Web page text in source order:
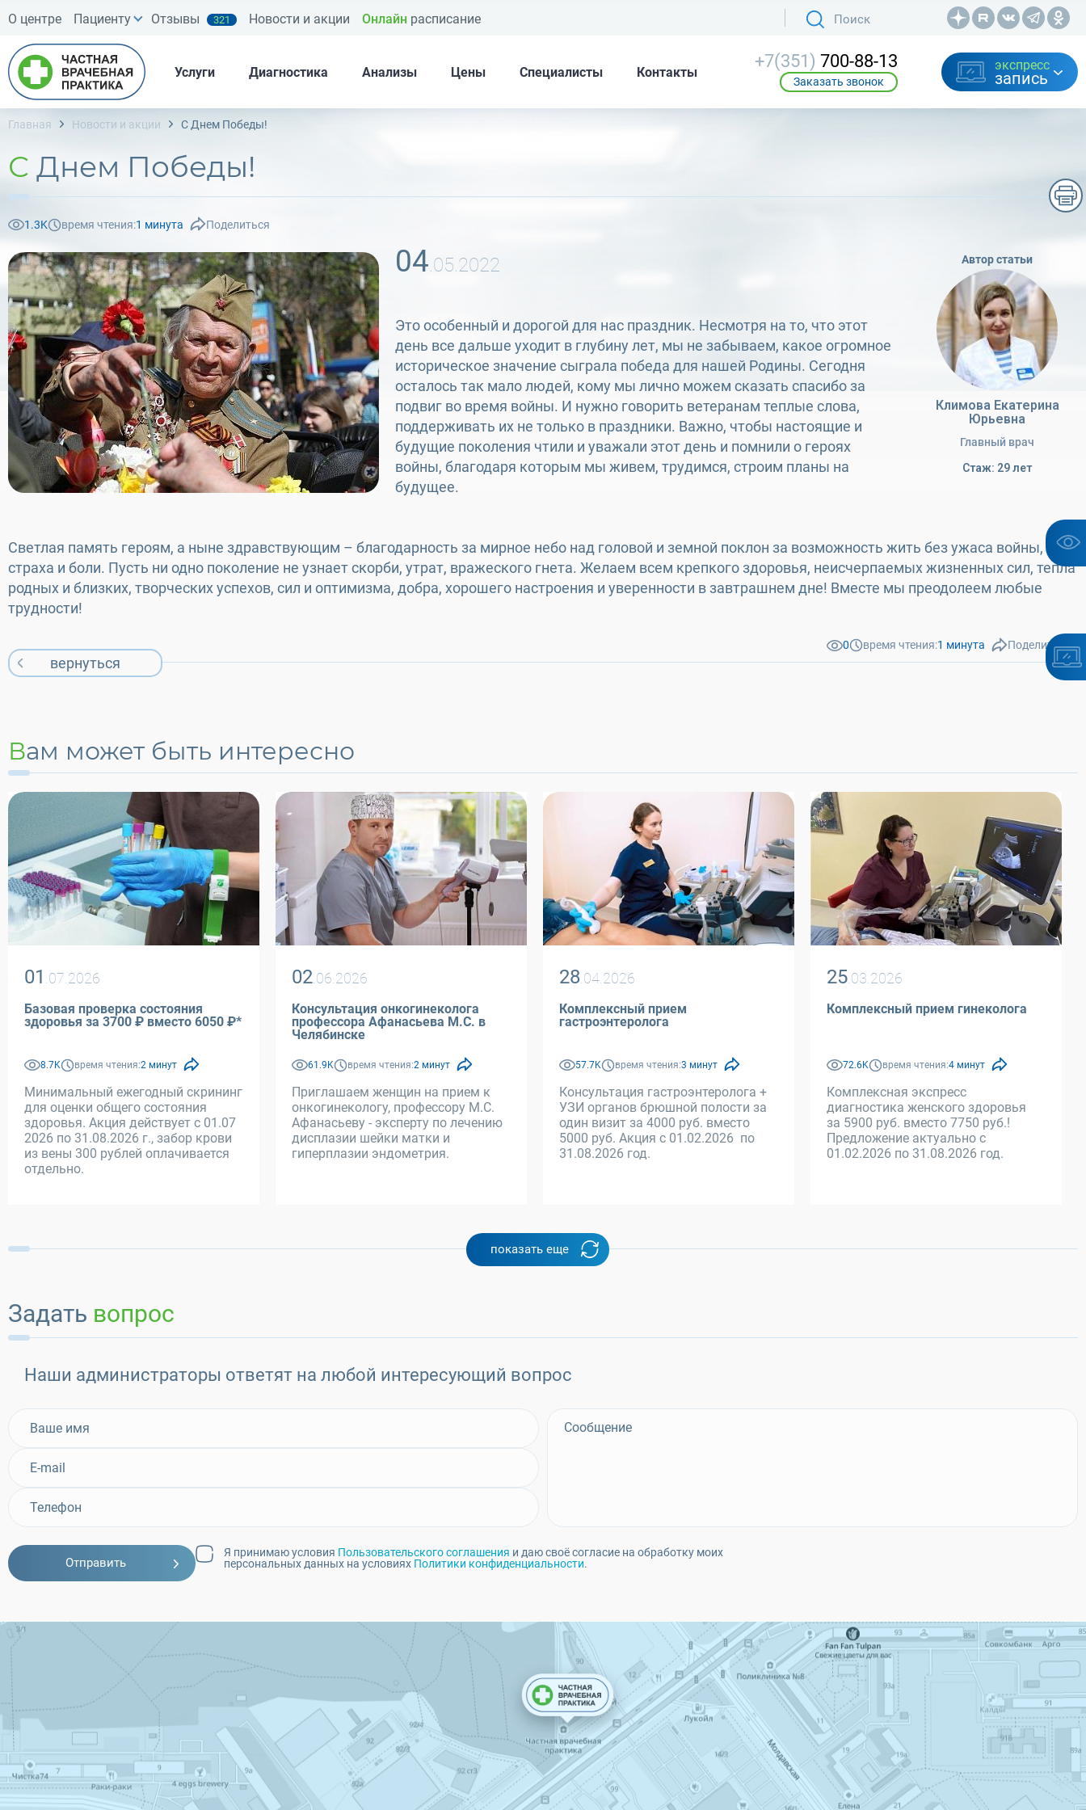
О центре Пациенту Отзывы 321 Новости и акции Онлайн расписание
Услуги Диагностика Анализы Цены Специалисты Контакты
+7(351) 700-88-13
Заказать звонок
экспресс
запись
Главная Новости и акции С Днем Победы!
С Днем Победы!
1.3K время чтения:1 минута Поделиться
Автор статьи
Климова Екатерина
Юрьевна
Главный врач
Стаж: 29 лет
04.05.2022
Это особенный и дорогой для нас праздник. Несмотря на то, что этот
день все дальше уходит в глубину лет, мы не забываем, какое огромное
историческое значение сыграла победа для нашей Родины. Сегодня
осталось так мало людей, кому мы лично можем сказать спасибо за
подвиг во время войны. И нужно говорить ветеранам теплые слова,
поддерживать их не только в праздники. Важно, чтобы настоящие и
будущие поколения чтили и уважали этот день и помнили о героях
войны, благодаря которым мы живем, трудимся, строим планы на
будущее.
Светлая память героям, а ныне здравствующим – благодарность за мирное небо над головой и земной поклон за возможность жить без ужаса войны,
страха и боли. Пусть ни одно поколение не узнает скорби, утрат, вражеского гнета. Желаем всем крепкого здоровья, неисчерпаемых жизненных сил, тепла
родных и близких, творческих успехов, сил и оптимизма, добра, хорошего настроения и уверенности в завтрашнем дне! Вместе мы преодолеем любые
трудности!
вернуться
0 время чтения:1 минута Поделиться
Вам может быть интересно
01 .07.2026
Базовая проверка состояния
здоровья за 3700 ₽ вместо 6050 ₽*
8.7K время чтения:2 минут
Минимальный ежегодный скрининг
для оценки общего состояния
здоровья. Акция действует с 01.07
2026 по 31.08.2026 г., забор крови
из вены 300 рублей оплачивается
отдельно.
02 .06.2026
Консультация онкогинеколога
профессора Афанасьева М.С. в
Челябинске
61.9K время чтения:2 минут
Приглашаем женщин на прием к
онкогинекологу, профессору М.С.
Афанасьеву - эксперту по лечению
дисплазии шейки матки и
гиперплазии эндометрия.
28 .04.2026
Комплексный прием
гастроэнтеролога
57.7K время чтения:3 минут
Консультация гастроэнтеролога +
УЗИ органов брюшной полости за
один визит за 4000 руб. вместо
5000 руб. Акция с 01.02.2026 по
31.08.2026 год.
25 .03.2026
Комплексный прием гинеколога
72.6K время чтения:4 минут
Комплексная экспресс
диагностика женского здоровья
за 5900 руб. вместо 7750 руб.!
Предложение актуально с
01.02.2026 по 31.08.2026 год.
показать еще
Задать вопрос
Наши администраторы ответят на любой интересующий вопрос
Отправить
Я принимаю условия Пользовательского соглашения и даю своё согласие на обработку моих
персональных данных на условиях Политики конфиденциальности.